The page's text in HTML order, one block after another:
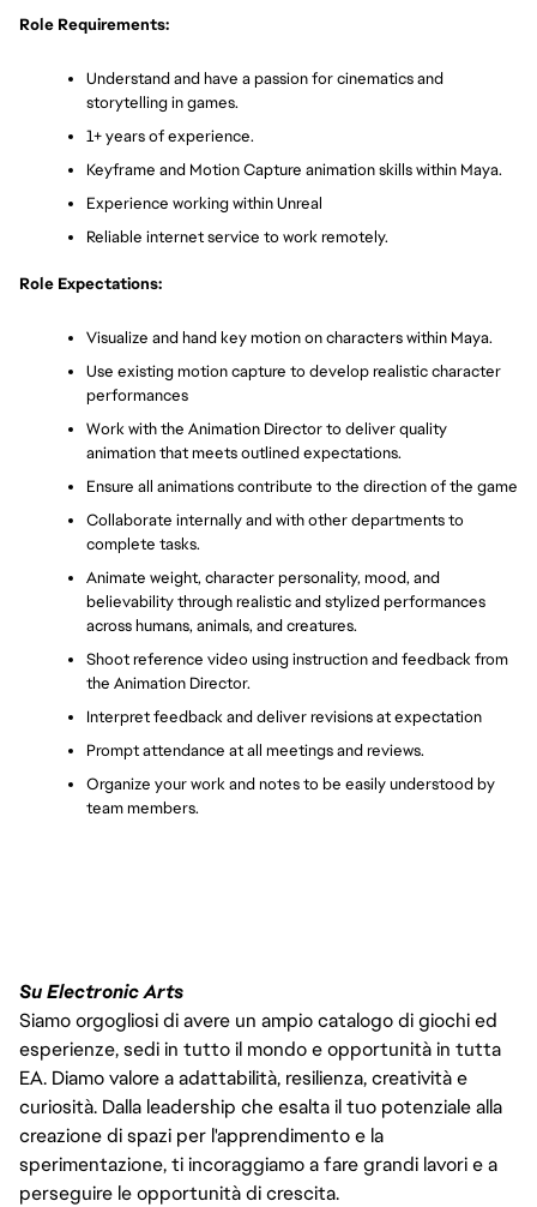
Role Requirements:
Understand and have a passion for cinematics and
storytelling in games.
1+ years of experience.
Keyframe and Motion Capture animation skills within Maya.
Experience working within Unreal
Reliable internet service to work remotely.
Role Expectations:
Visualize and hand key motion on characters within Maya.
Use existing motion capture to develop realistic character
performances
Work with the Animation Director to deliver quality
animation that meets outlined expectations.
Ensure all animations contribute to the direction of the game
Collaborate internally and with other departments to
complete tasks.
Animate weight, character personality, mood, and
believability through realistic and stylized performances
across humans, animals, and creatures.
Shoot reference video using instruction and feedback from
the Animation Director.
Interpret feedback and deliver revisions at expectation
Prompt attendance at all meetings and reviews.
Organize your work and notes to be easily understood by
team members.
Su Electronic Arts
Siamo orgogliosi di avere un ampio catalogo di giochi ed
esperienze, sedi in tutto il mondo e opportunità in tutta
EA. Diamo valore a adattabilità, resilienza, creatività e
curiosità. Dalla leadership che esalta il tuo potenziale alla
creazione di spazi per l'apprendimento e la
sperimentazione, ti incoraggiamo a fare grandi lavori e a
perseguire le opportunità di crescita.